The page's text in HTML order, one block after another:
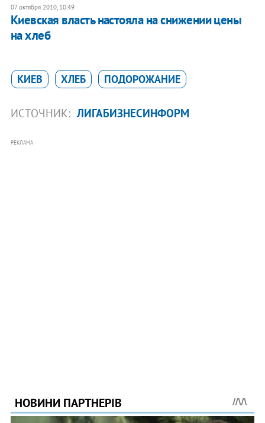
07 октября 2010, 10:49
Киевская власть настояла на снижении цены
на хлеб
КИЕВ ХЛЕБ ПОДОРОЖАНИЕ
ИСТОЧНИК: ЛИГАБИЗНЕСИНФОРМ
РЕКЛАМА